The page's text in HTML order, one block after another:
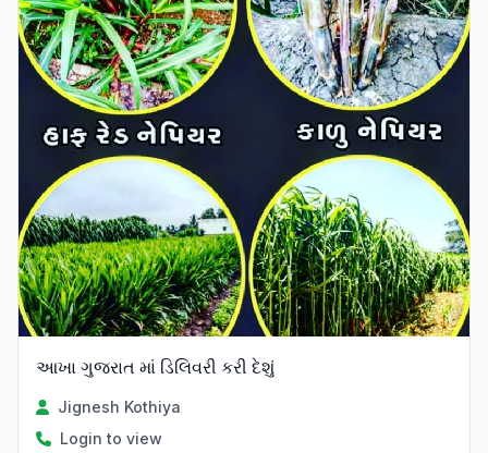
આખા ગુજરાત માં ડિલિવરી કરી દેશું
Jignesh Kothiya
Login to view